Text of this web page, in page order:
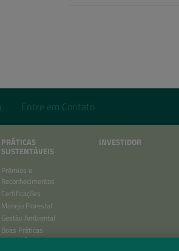
Entre em Contato
PRÁTICAS
SUSTENTÁVEIS
Prêmios e
Reconhecimentos
Certificações
Manejo Florestal
Gestão Ambiental
Boas Práticas
RELATÓRIOS ANUAIS
INVESTIDOR